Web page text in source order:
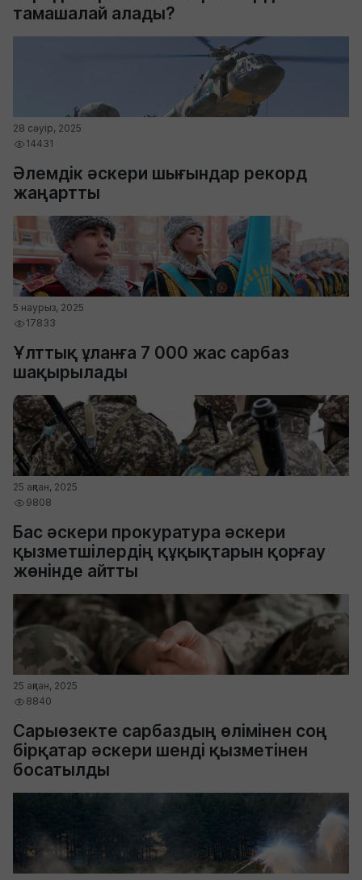
тамашалай алады?
28 сәуір, 2025
14431
Әлемдік әскери шығындар рекорд
жаңартты
5 наурыз, 2025
17833
Ұлттық ұланға 7 000 жас сарбаз
шақырылады
25 ақпан, 2025
9808
Бас әскери прокуратура әскери
қызметшілердің құқықтарын қорғау
жөнінде айтты
25 ақпан, 2025
8840
Сарыөзекте сарбаздың өлімінен соң
бірқатар әскери шенді қызметінен
босатылды